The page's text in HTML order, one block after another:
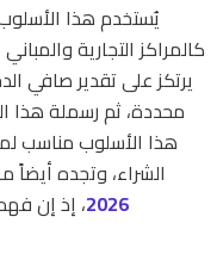
يُستخدم هذا
كالمراكز التجارية
يرتكز على تقدير صافي
محددة، ثم رسملة هذا
هذا الأسلوب مناسب
الشراء، وتجده أيضاً
2026، إذ إن